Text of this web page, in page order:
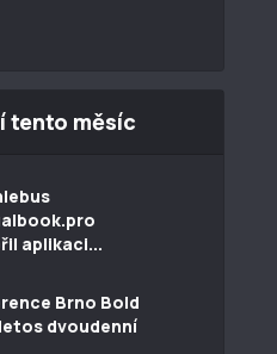
tento měsíc
aplikaci...
Brno Bold
dvoudenní